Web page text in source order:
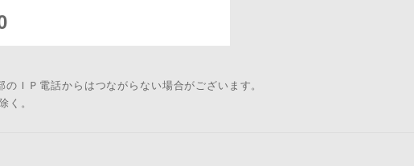
ＩＰ電話からはつながらない場合がございます。
く。